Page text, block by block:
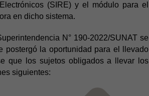
(SIRE) y el módulo para el
en dicho sistema.
N° 190-2022/SUNAT se
postergó la oportunidad para el llevado
que los sujetos obligados a llevar los
siguientes: